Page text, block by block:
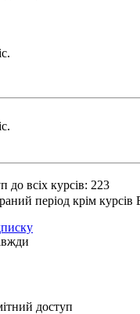
до всіх курсів: 223
період крім курсів
доступ